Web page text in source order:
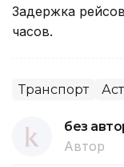
Задержка
часов.
Транспорт
без
Автор